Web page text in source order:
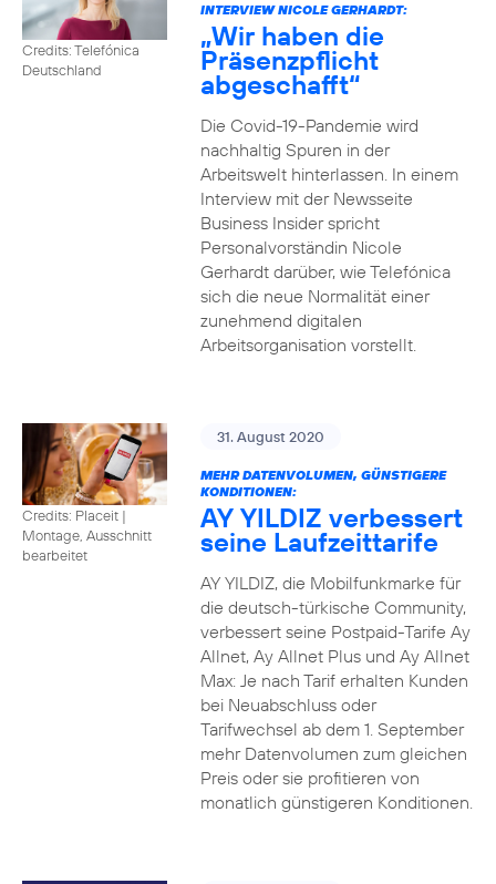
Credits: Telefónica
Deutschland
INTERVIEW NICOLE GERHARDT:
„Wir haben die
Präsenzpflicht
abgeschafft“
Die Covid-19-Pandemie wird
nachhaltig Spuren in der
Arbeitswelt hinterlassen. In einem
Interview mit der Newsseite
Business Insider spricht
Personalvorständin Nicole
Gerhardt darüber, wie Telefónica
sich die neue Normalität einer
zunehmend digitalen
Arbeitsorganisation vorstellt.
Credits: Placeit |
Montage, Ausschnitt
bearbeitet
31. August 2020
MEHR DATENVOLUMEN, GÜNSTIGERE
KONDITIONEN:
AY YILDIZ verbessert
seine Laufzeittarife
AY YILDIZ, die Mobilfunkmarke für
die deutsch-türkische Community,
verbessert seine Postpaid-Tarife Ay
Allnet, Ay Allnet Plus und Ay Allnet
Max: Je nach Tarif erhalten Kunden
bei Neuabschluss oder
Tarifwechsel ab dem 1. September
mehr Datenvolumen zum gleichen
Preis oder sie profitieren von
monatlich günstigeren Konditionen.